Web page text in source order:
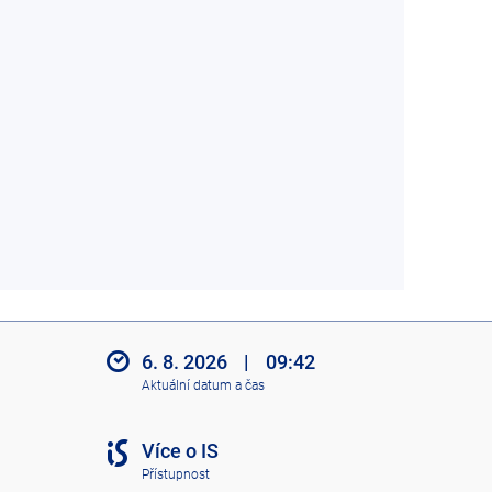
6. 8. 2026 | 09:42
Aktuální datum a čas
Více o IS
Přístupnost